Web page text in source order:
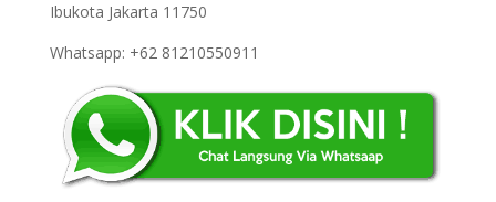
Ibukota Jakarta 11750
Whatsapp: +62 81210550911